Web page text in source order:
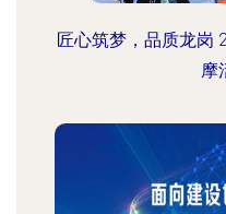
匠心筑梦，品质龙岗
摩